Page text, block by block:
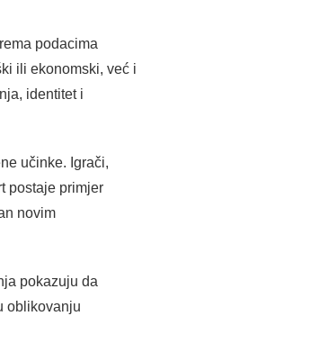
podacima
ili ekonomski, već i
identitet i
učinke. Igrači,
postaje primjer
novim
pokazuju da
oblikovanju